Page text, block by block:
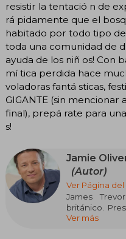
resistir la tentació n de
rá pidamente que el
habitado por todo tipo
toda una comunidad de
ayuda de los niñ os! Con
mí tica perdida hace
voladoras fantá sticas,
GIGANTE (sin mencionar
final), prepá rate para
s!
Jamie
(Autor)
Ver Página
James
británico.
en uno de
Ver más